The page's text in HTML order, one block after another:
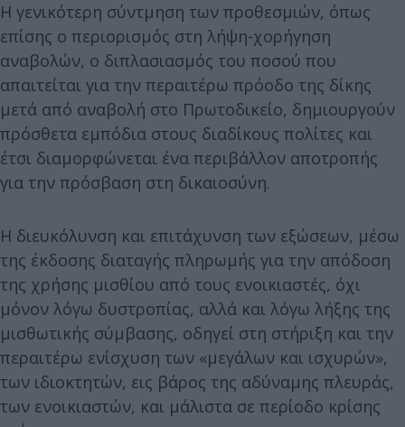
Η γενικότερη σύντμηση των προθεσμιών, όπως
επίσης ο περιορισμός στη λήψη-χορήγηση
αναβολών, ο διπλασιασμός του ποσού που
απαιτείται για την περαιτέρω πρόοδο της δίκης
μετά από αναβολή στο Πρωτοδικείο, δημιουργούν
πρόσθετα εμπόδια στους διαδίκους πολίτες και
έτσι διαμορφώνεται ένα περιβάλλον αποτροπής
για την πρόσβαση στη δικαιοσύνη.
Η διευκόλυνση και επιτάχυνση των εξώσεων, μέσω
της έκδοσης διαταγής πληρωμής για την απόδοση
της χρήσης μισθίου από τους ενοικιαστές, όχι
μόνον λόγω δυστροπίας, αλλά και λόγω λήξης της
μισθωτικής σύμβασης, οδηγεί στη στήριξη και την
περαιτέρω ενίσχυση των «μεγάλων και ισχυρών»,
των ιδιοκτητών, εις βάρος της αδύναμης πλευράς,
των ενοικιαστών, και μάλιστα σε περίοδο κρίσης